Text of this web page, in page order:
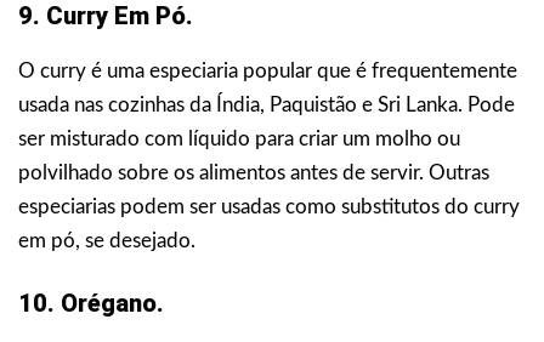
9. Curry Em Pó.
O curry é uma especiaria popular que é frequentemente
usada nas cozinhas da Índia, Paquistão e Sri Lanka. Pode
ser misturado com líquido para criar um molho ou
polvilhado sobre os alimentos antes de servir. Outras
especiarias podem ser usadas como substitutos do curry
em pó, se desejado.
10. Orégano.